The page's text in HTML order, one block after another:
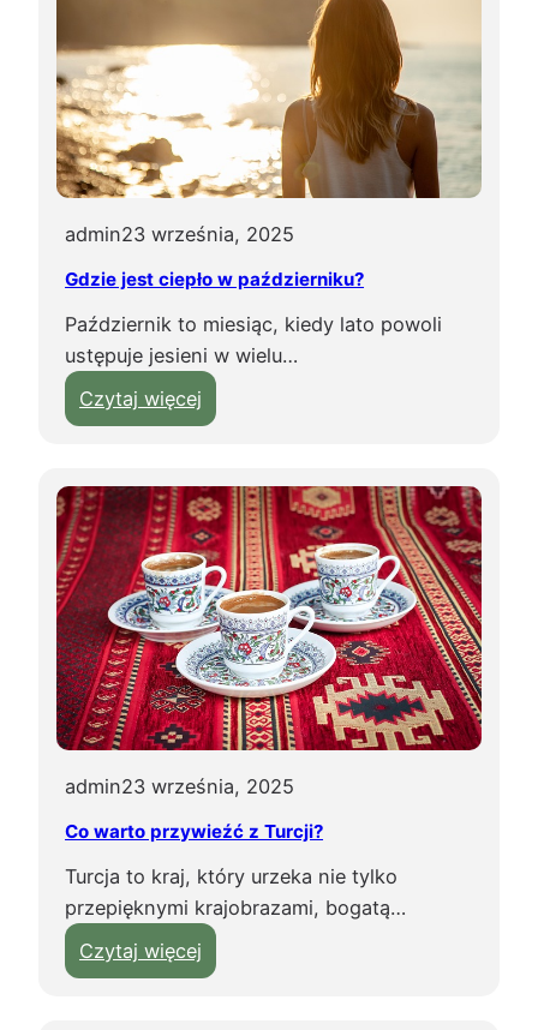
t
k
p
ć
w
u
n
z
i
?
admin23 września, 2025
Gdzie jest ciepło w październiku?
Październik to miesiąc, kiedy lato powoli
ustępuje jesieni w wielu…
Czytaj więcej
G
z
i
e
j
e
s
t
c
i
e
ł
o
p
admin23 września, 2025
Co warto przywieźć z Turcji?
Turcja to kraj, który urzeka nie tylko
przepięknymi krajobrazami, bogatą…
Czytaj więcej
C